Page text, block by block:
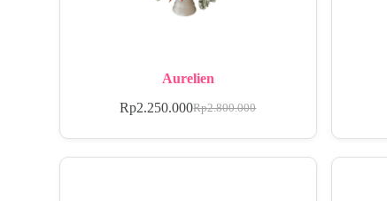
Aurelien
Rp2.800.000
Rp2.250.000